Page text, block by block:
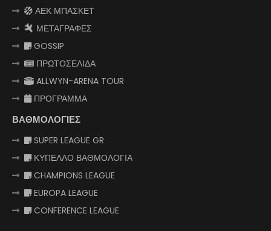
ΑΕΚ ΜΠΑΣΚΕΤ
ΜΕΤΑΓΡΑΦΕΣ
GOSSIP
ΠΡΩΤΟΣΕΛΙΔΑ
ALLWYN-ARENA TOUR
ΠΡΟΓΡΑΜΜΑ
ΒΑΘΜΟΛΟΓΙΕΣ
SUPER LEAGUE GR
ΚΥΠΕΛΛΟ ΒΑΘΜΟΛΟΓΙΑ
CHAMPIONS LEAGUE
EUROPA LEAGUE
CONFERENCE LEAGUE